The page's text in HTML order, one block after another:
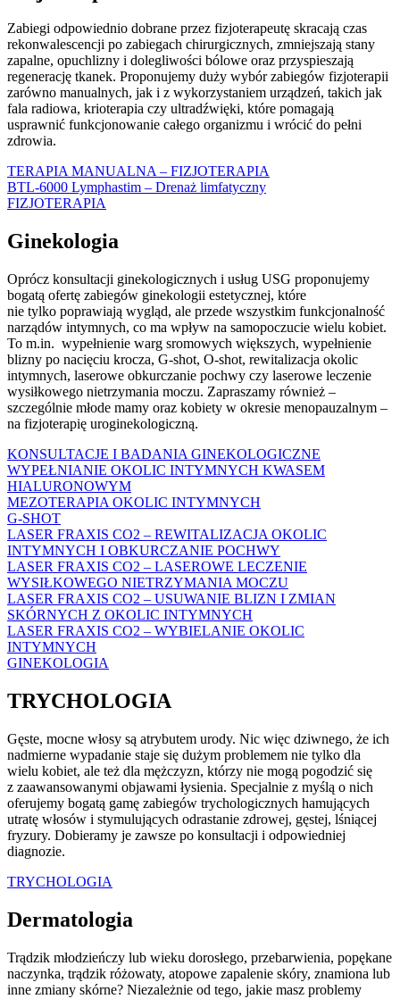
Zabiegi odpowiednio dobrane przez fizjoterapeutę skracają czas
rekonwalescencji po zabiegach chirurgicznych, zmniejszają stany
zapalne, opuchlizny i dolegliwości bólowe oraz przyspieszają
regenerację tkanek. Proponujemy duży wybór zabiegów fizjoterapii
zarówno manualnych, jak i z wykorzystaniem urządzeń, takich jak
fala radiowa, krioterapia czy ultradźwięki, które pomagają
usprawnić funkcjonowanie całego organizmu i wrócić do pełni
zdrowia.
TERAPIA MANUALNA – FIZJOTERAPIA
BTL-6000 Lymphastim – Drenaż limfatyczny
FIZJOTERAPIA
Ginekologia
Oprócz konsultacji ginekologicznych i usług USG proponujemy
bogatą ofertę zabiegów ginekologii estetycznej, które
nie tylko poprawiają wygląd, ale przede wszystkim funkcjonalność
narządów intymnych, co ma wpływ na samopoczucie wielu kobiet.
To m.in. wypełnienie warg sromowych większych, wypełnienie
blizny po nacięciu krocza, G-shot, O-shot, rewitalizacja okolic
intymnych, laserowe obkurczanie pochwy czy laserowe leczenie
wysiłkowego nietrzymania moczu. Zapraszamy również –
szczególnie młode mamy oraz kobiety w okresie menopauzalnym –
na fizjoterapię uroginekologiczną.
KONSULTACJE I BADANIA GINEKOLOGICZNE
WYPEŁNIANIE OKOLIC INTYMNYCH KWASEM
HIALURONOWYM
MEZOTERAPIA OKOLIC INTYMNYCH
G-SHOT
LASER FRAXIS CO2 – REWITALIZACJA OKOLIC
INTYMNYCH I OBKURCZANIE POCHWY
LASER FRAXIS CO2 – LASEROWE LECZENIE
WYSIŁKOWEGO NIETRZYMANIA MOCZU
LASER FRAXIS CO2 – USUWANIE BLIZN I ZMIAN
SKÓRNYCH Z OKOLIC INTYMNYCH
LASER FRAXIS CO2 – WYBIELANIE OKOLIC
INTYMNYCH
GINEKOLOGIA
TRYCHOLOGIA
Gęste, mocne włosy są atrybutem urody. Nic więc dziwnego, że ich
nadmierne wypadanie staje się dużym problemem nie tylko dla
wielu kobiet, ale też dla mężczyzn, którzy nie mogą pogodzić się
z zaawansowanymi objawami łysienia. Specjalnie z myślą o nich
oferujemy bogatą gamę zabiegów trychologicznych hamujących
utratę włosów i stymulujących odrastanie zdrowej, gęstej, lśniącej
fryzury. Dobieramy je zawsze po konsultacji i odpowiedniej
diagnozie.
TRYCHOLOGIA
Dermatologia
Trądzik młodzieńczy lub wieku dorosłego, przebarwienia, popękane
naczynka, trądzik różowaty, atopowe zapalenie skóry, znamiona lub
inne zmiany skórne? Niezależnie od tego, jakie masz problemy